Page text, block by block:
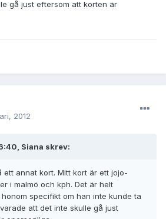
gå just eftersom att korten är
2012
Siana skrev:
ett annat kort. Mitt kort är ett jojo-
i malmö och kph. Det är helt
specifikt om han inte kunde ta
att det inte skulle gå just